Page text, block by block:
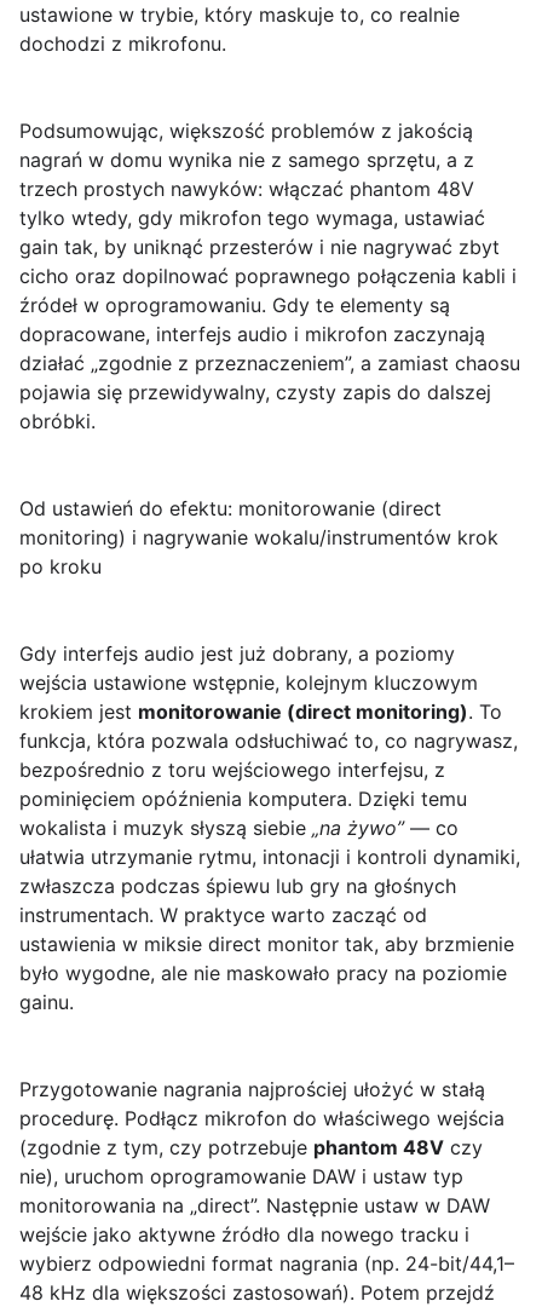
ustawione w trybie, który maskuje to, co realnie
dochodzi z mikrofonu.
Podsumowując, większość problemów z jakością
nagrań w domu wynika nie z samego sprzętu, a z
trzech prostych nawyków: włączać phantom 48V
tylko wtedy, gdy mikrofon tego wymaga, ustawiać
gain tak, by uniknąć przesterów i nie nagrywać zbyt
cicho oraz dopilnować poprawnego połączenia kabli i
źródeł w oprogramowaniu. Gdy te elementy są
dopracowane, interfejs audio i mikrofon zaczynają
działać „zgodnie z przeznaczeniem”, a zamiast chaosu
pojawia się przewidywalny, czysty zapis do dalszej
obróbki.
Od ustawień do efektu: monitorowanie (direct
monitoring) i nagrywanie wokalu/instrumentów krok
po kroku
Gdy interfejs audio jest już dobrany, a poziomy
wejścia ustawione wstępnie, kolejnym kluczowym
krokiem jest monitorowanie (direct monitoring). To
funkcja, która pozwala odsłuchiwać to, co nagrywasz,
bezpośrednio z toru wejściowego interfejsu, z
pominięciem opóźnienia komputera. Dzięki temu
wokalista i muzyk słyszą siebie „na żywo”— co
ułatwia utrzymanie rytmu, intonacji i kontroli dynamiki,
zwłaszcza podczas śpiewu lub gry na głośnych
instrumentach. W praktyce warto zacząć od
ustawienia w miksie direct monitor tak, aby brzmienie
było wygodne, ale nie maskowało pracy na poziomie
gainu.
Przygotowanie nagrania najprościej ułożyć w stałą
procedurę. Podłącz mikrofon do właściwego wejścia
(zgodnie z tym, czy potrzebuje phantom 48V czy
nie), uruchom oprogramowanie DAW i ustaw typ
monitorowania na „direct”. Następnie ustaw w DAW
wejście jako aktywne źródło dla nowego tracku i
wybierz odpowiedni format nagrania (np. 24-bit/44,1–
48 kHz dla większości zastosowań). Potem przejdź